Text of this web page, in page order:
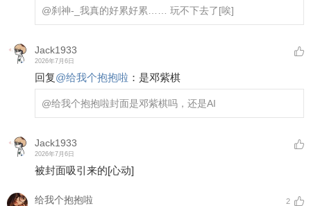
@刹神-_ 我真的好累好累…… 玩不下去了[唉]
Jack1933
2026年7月6日
回复@给我个抱抱啦 ： 是邓紫棋
@给我个抱抱啦封面是邓紫棋吗，还是AI
Jack1933
2026年7月6日
被封面吸引来的[心动]
给我个抱抱啦 2